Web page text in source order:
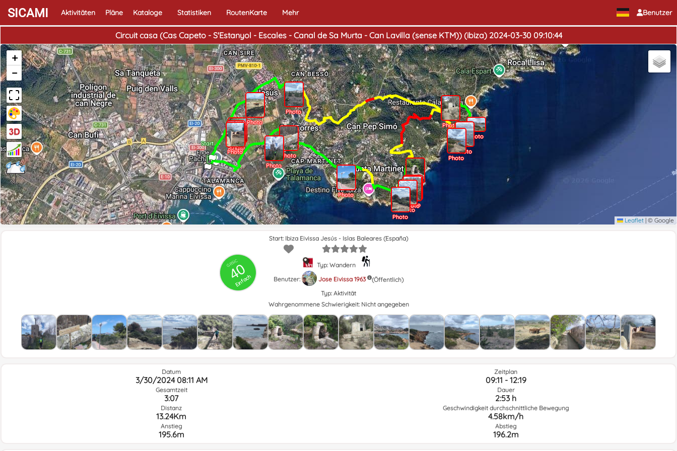
Benutzer
SICAMI Aktivitäten Pläne Kataloge Statistiken RoutenKarte Mehr
Circuit casa (Cas Capeto - S'Estanyol - Escales - Canal de Sa Murta - Can Lavilla (sense KTM)) (ibiza) 2024-03-30 09:10:44
Start
Ende
Photo
Photo
Photo
Photo
Photo
Photo
Photo
Photo
Photo
Photo
Photo
Photo
Photo
Photo
Photo
Photo
Photo
Photo
+
−
Leaflet | © Google
GRSIC
40
Einfach
Start: Ibiza Eivissa Jesús - Islas Baleares (España)
Typ: Wandern
Benutzer:
Jose Eivissa 1963
(Öffentlich)
Typ: Aktivität
Wahrgenommene Schwierigkeit: Nicht angegeben
Datum
3/30/2024 08:11 AM
Gesamtzeit
3:07
Distanz
13.24Km
Anstieg
195.6m
Zeitplan
09:11 - 12:19
Dauer
2:53 h
Geschwindigkeit durchschnittliche Bewegung
4.58km/h
Abstieg
196.2m